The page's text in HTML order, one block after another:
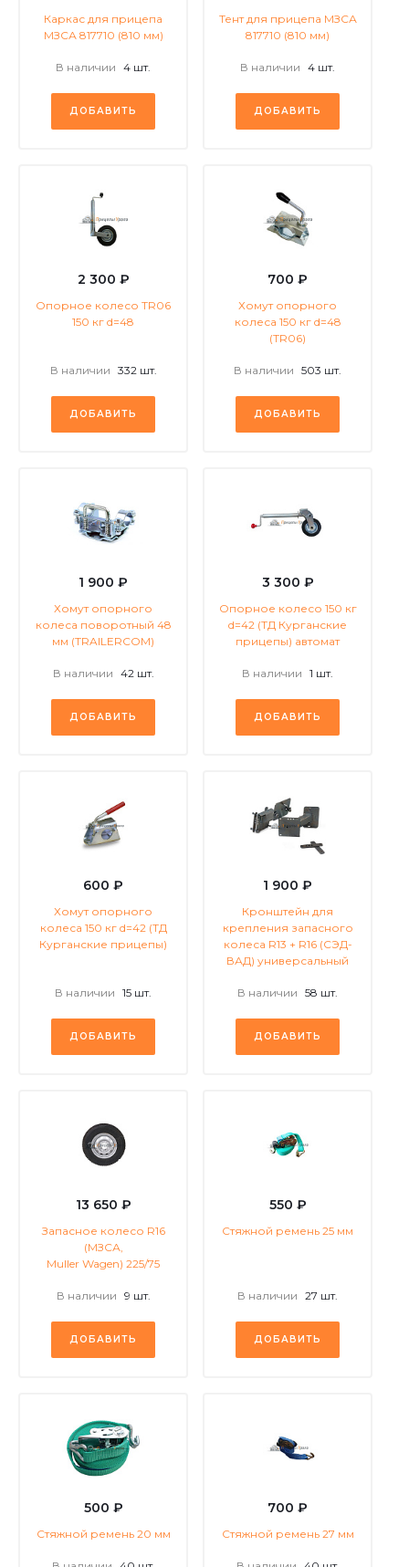
Каркас для прицепа
МЗСА 817710 (810 мм)
В наличии 4 шт.
ДОБАВИТЬ
Тент для прицепа МЗСА
817710 (810 мм)
В наличии 4 шт.
ДОБАВИТЬ
2 300 ₽
Опорное колесо TR06
150 кг d=48
В наличии 332 шт.
ДОБАВИТЬ
700 ₽
Хомут опорного
колеса 150 кг d=48
(TR06)
В наличии 503 шт.
ДОБАВИТЬ
1 900 ₽
Хомут опорного
колеса поворотный 48
мм (TRAILERCOM)
В наличии 42 шт.
ДОБАВИТЬ
3 300 ₽
Опорное колесо 150 кг
d=42 (ТД Курганские
прицепы) автомат
В наличии 1 шт.
ДОБАВИТЬ
600 ₽
Хомут опорного
колеса 150 кг d=42 (ТД
Курганские прицепы)
В наличии 15 шт.
ДОБАВИТЬ
1 900 ₽
Кронштейн для
крепления запасного
колеса R13 + R16 (СЭД-
ВАД) универсальный
В наличии 58 шт.
ДОБАВИТЬ
13 650 ₽
Запасное колесо R16
(МЗСА,
Muller Wagen) 225/75
В наличии 9 шт.
ДОБАВИТЬ
550 ₽
Стяжной ремень 25 мм
В наличии 27 шт.
ДОБАВИТЬ
500 ₽
Стяжной ремень 20 мм
700 ₽
Стяжной ремень 27 мм